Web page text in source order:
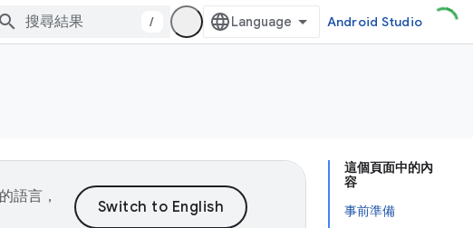
/ Android Studio
這個頁面中的內
容
事前準備
語言，